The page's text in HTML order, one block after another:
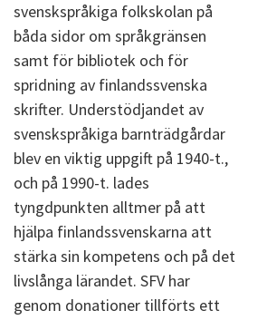
svenskspråkiga folkskolan på
båda sidor om språkgränsen
samt för bibliotek och för
spridning av finlandssvenska
skrifter. Understödjandet av
svenskspråkiga barnträdgårdar
blev en viktig uppgift på 1940-t.,
och på 1990-t. lades
tyngdpunkten alltmer på att
hjälpa finlandssvenskarna att
stärka sin kompetens och på det
livslånga lärandet. SFV har
genom donationer tillförts ett